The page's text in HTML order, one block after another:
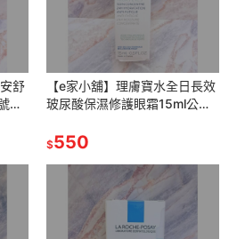
舒
公
【e家小舖】理膚寶水全日長效
玻尿酸保濕修護眼霜15ml公司
$550